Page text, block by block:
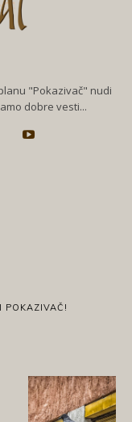
"Pokazivač" nudi
dobre vesti...
POKAZIVAČ!